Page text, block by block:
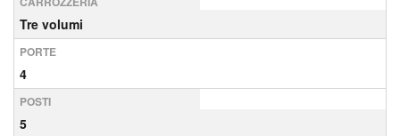
Tre volumi
PORTE
4
POSTI
5